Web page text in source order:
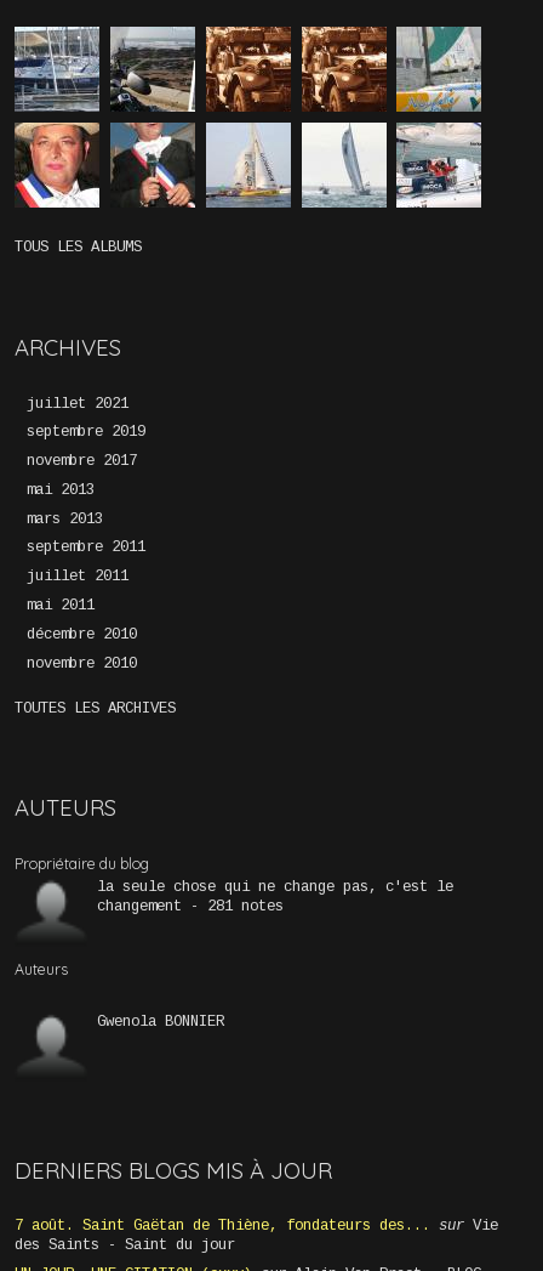
TOUS LES ALBUMS
ARCHIVES
juillet 2021
septembre 2019
novembre 2017
mai 2013
mars 2013
septembre 2011
juillet 2011
mai 2011
décembre 2010
novembre 2010
TOUTES LES ARCHIVES
AUTEURS
Propriétaire du blog
la seule chose qui ne change pas, c'est le
changement - 281 notes
Auteurs
Gwenola BONNIER
DERNIERS BLOGS MIS À JOUR
7 août. Saint Gaëtan de Thiène, fondateurs des... sur Vie
des Saints - Saint du jour